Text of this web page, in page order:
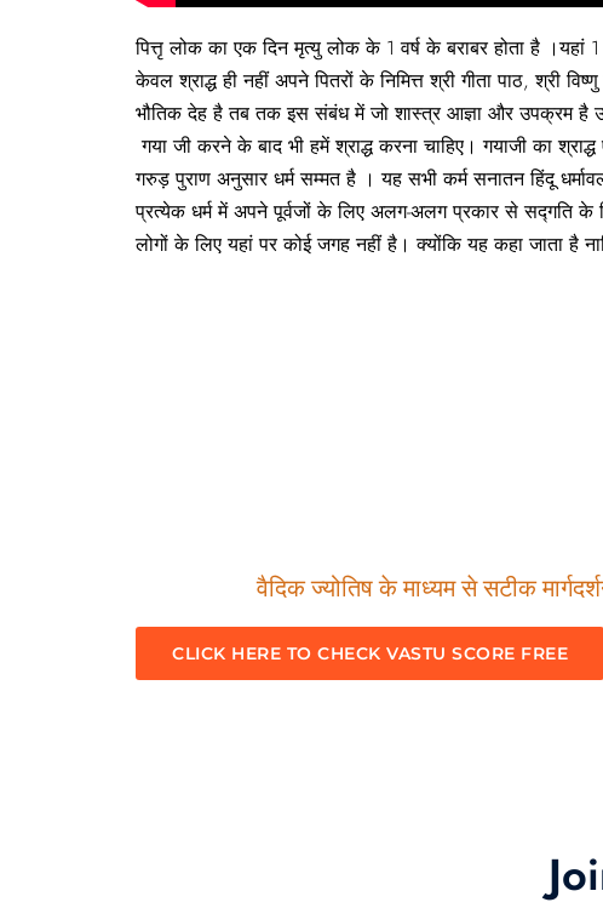
पित्तृ लोक का एक दिन मृत्यु लोक के 1 वर्ष के बराबर होता है ।यहां
केवल श्राद्ध ही नहीं अपने पितरों के निमित्त श्री गीता पाठ, श्री
भौतिक देह है तब तक इस संबंध में जो शास्त्र आज्ञा और उपक्रम है
गया जी करने के बाद भी हमें श्राद्ध करना चाहिए। गयाजी का
गरुड़ पुराण अनुसार धर्म सम्मत है । यह सभी कर्म सनातन हिंदू
प्रत्येक धर्म में अपने पूर्वजों के लिए अलग-अलग प्रकार से सद्गति
लोगों के लिए यहां पर कोई जगह नहीं है। क्योंकि यह कहा जाता है
वैदिक ज्योतिष के माध्यम से सटीक
CLICK HERE TO CHECK VASTU SCORE FREE